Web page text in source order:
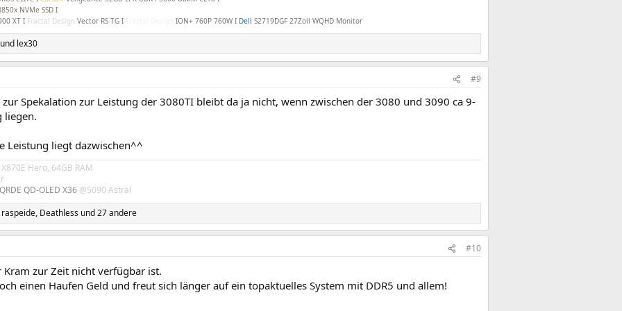
NVMe SSD I
XT I Fractal Design Vector RS TG I ION+ 760P 760W I Dell S2719DGF 27Zoll WQHD Monitor
lex30
#9
zur Spekalation zur Leistung der 3080TI bleibt da ja nicht, wenn zwischen der 3080 und 3090 ca 9-
liegen.
Leistung liegt dazwischen^^
Hero, 64GB RAM
QD-OLED X36 @5090 Astral
raspeide, Deathless und 27 andere
#10
Kram zur Zeit nicht verfügbar ist.
einen Haufen Geld und freut sich länger auf ein topaktuelles System mit DDR5 und allem!